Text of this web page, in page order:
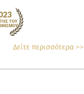
Δείτε περισσότερα >>